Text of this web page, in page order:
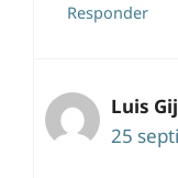
Responder
Luis
25